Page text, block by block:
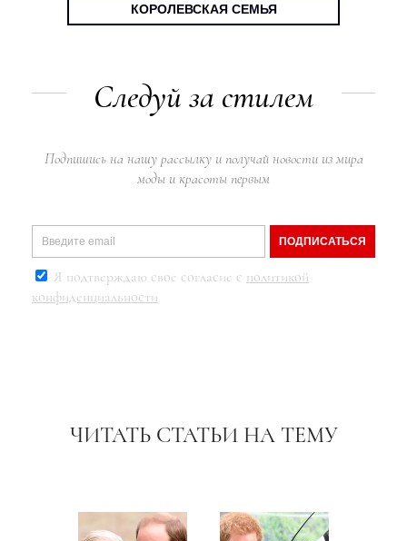
КОРОЛЕВСКАЯ СЕМЬЯ
Следуй за стилем
Подпишись на нашу рассылку и получай новости из мира
моды и красоты первым
ПОДПИСАТЬСЯ
Я подтверждаю свое согласие с политикой
конфиденциальности
ЧИТАТЬ СТАТЬИ НА ТЕМУ